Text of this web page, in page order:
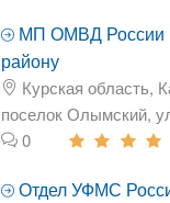
МП ОМВД России
району
Курская область,
поселок Олымский,
0
Отдел УФМС